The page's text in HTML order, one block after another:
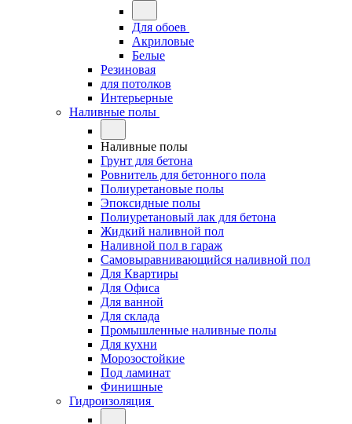
Для обоев
Акриловые
Белые
Резиновая
для потолков
Интерьерные
Наливные полы
Наливные полы
Грунт для бетона
Ровнитель для бетонного пола
Полиуретановые полы
Эпоксидные полы
Полиуретановый лак для бетона
Жидкий наливной пол
Наливной пол в гараж
Самовыравнивающийся наливной пол
Для Квартиры
Для Офиса
Для ванной
Для склада
Промышленные наливные полы
Для кухни
Морозостойкие
Под ламинат
Финишные
Гидроизоляция